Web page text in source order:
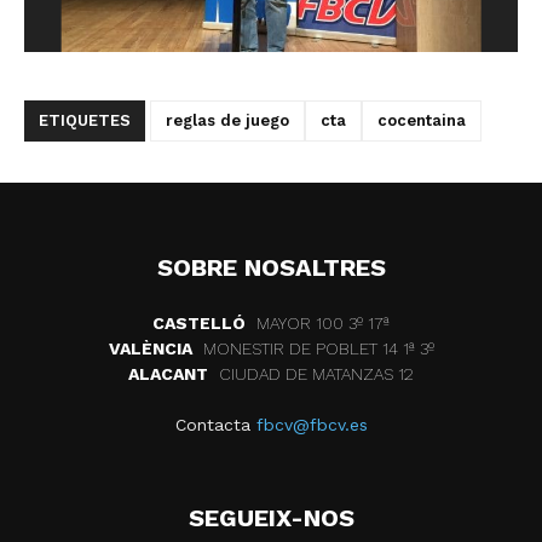
ETIQUETES reglas de juego cta cocentaina
SOBRE NOSALTRES
CASTELLÓ
MAYOR 100 3º 17ª
VALÈNCIA
MONESTIR DE POBLET 14 1ª 3º
ALACANT
CIUDAD DE MATANZAS 12
Contacta fbcv@fbcv.es
SEGUEIX-NOS